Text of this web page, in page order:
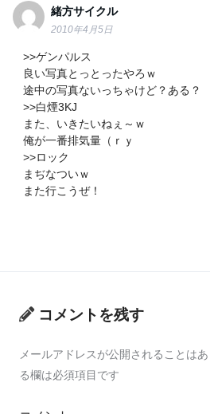
緒方サイクル
2010年4月5日
>>ゲンパルス
良い写真とっとったやろｗ
途中の写真ないっちゃけど？ある？
>>白煙3KJ
また、いきたいねぇ～ｗ
俺が一番排気量（ｒｙ
>>ロック
まぢなついｗ
また行こうぜ！
コメントを残す
メールアドレスが公開されることはあ
る欄は必須項目です